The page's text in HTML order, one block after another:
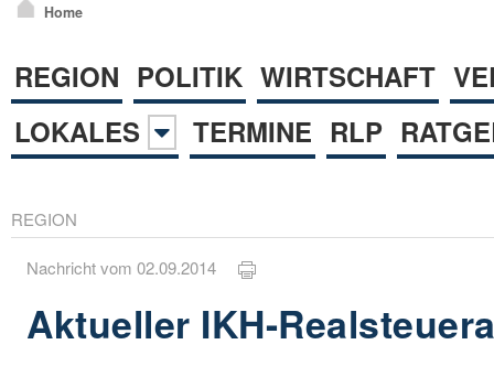
Home
REGION POLITIK WIRTSCHAFT
LOKALES
TERMINE RLP
REGION
Nachricht vom 02.09.2014
Aktueller IKH-